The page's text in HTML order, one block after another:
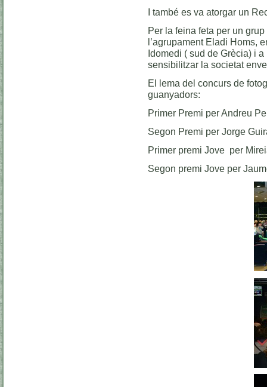
I també es va atorgar un
Per la feina feta per un
l’agrupament Eladi Homs,
Idomedi ( sud de Grècia) i
sensibilitzar la societat
El lema del concurs de
guanyadors:
Primer Premi per Andreu
Segon Premi per Jorge
Primer premi Jove per
Segon premi Jove per